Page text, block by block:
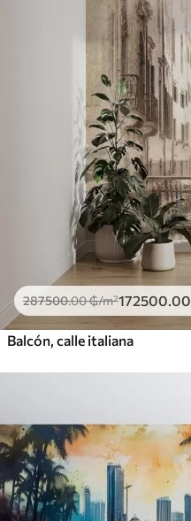
287500.00₲/m²172500.00
Balcón, calle italiana